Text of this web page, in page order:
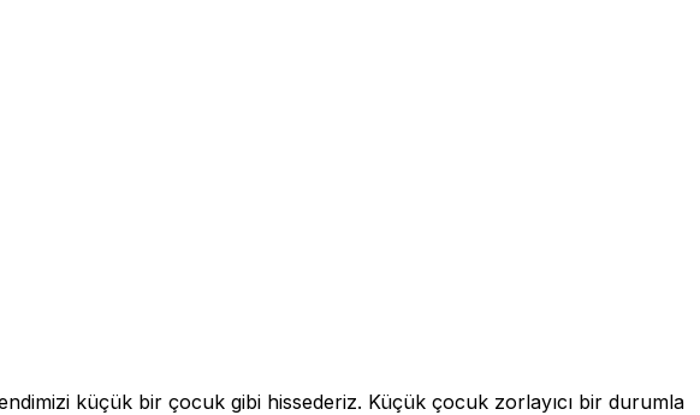
küçük bir çocuk gibi hissederiz. Küçük çocuk zorlayıcı bir durumla